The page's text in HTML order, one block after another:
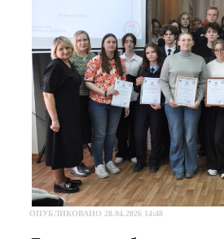
ОПУБЛИКОВАНО 28.04.2026 14:48